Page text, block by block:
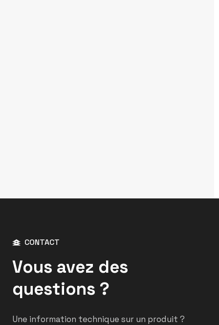
CONTACT
Vous avez des
questions ?
Une information technique sur un produit ?